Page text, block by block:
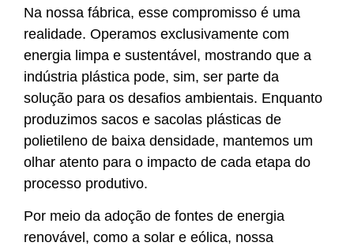
Na nossa fábrica, esse compromisso é uma
realidade. Operamos exclusivamente com
energia limpa e sustentável, mostrando que a
indústria plástica pode, sim, ser parte da
solução para os desafios ambientais. Enquanto
produzimos sacos e sacolas plásticas de
polietileno de baixa densidade, mantemos um
olhar atento para o impacto de cada etapa do
processo produtivo.
Por meio da adoção de fontes de energia
renovável, como a solar e eólica, nossa